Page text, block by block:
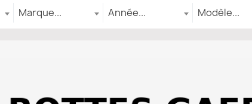
Marque... Année... Modèle...